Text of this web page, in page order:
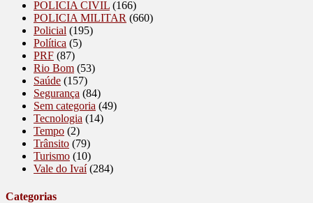
POLICIA CIVIL (166)
POLICIA MILITAR (660)
Policial (195)
Política (5)
PRF (87)
Rio Bom (53)
Saúde (157)
Segurança (84)
Sem categoria (49)
Tecnologia (14)
Tempo (2)
Trânsito (79)
Turismo (10)
Vale do Ivaí(284)
Categorias